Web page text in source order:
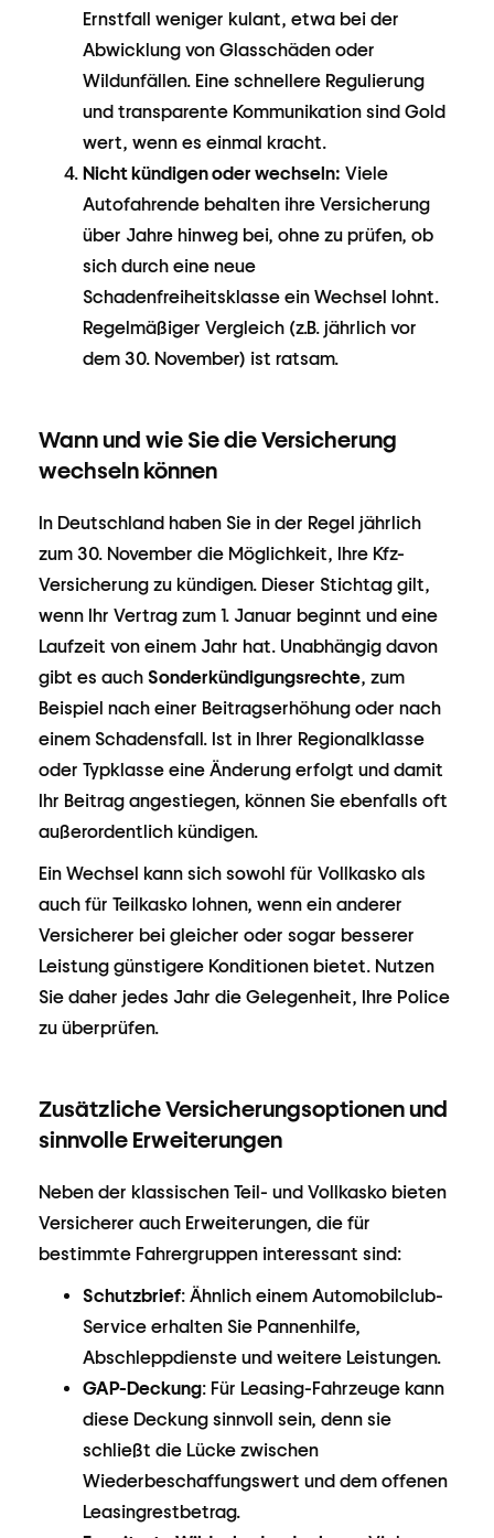
Ernstfall weniger kulant, etwa bei der
Abwicklung von Glasschäden oder
Wildunfällen. Eine schnellere Regulierung
und transparente Kommunikation sind Gold
wert, wenn es einmal kracht.
Nicht kündigen oder wechseln: Viele
Autofahrende behalten ihre Versicherung
über Jahre hinweg bei, ohne zu prüfen, ob
sich durch eine neue
Schadenfreiheitsklasse ein Wechsel lohnt.
Regelmäßiger Vergleich (z.B. jährlich vor
dem 30. November) ist ratsam.
Wann und wie Sie die Versicherung
wechseln können
In Deutschland haben Sie in der Regel jährlich
zum 30. November die Möglichkeit, Ihre Kfz-
Versicherung zu kündigen. Dieser Stichtag gilt,
wenn Ihr Vertrag zum 1. Januar beginnt und eine
Laufzeit von einem Jahr hat. Unabhängig davon
gibt es auch Sonderkündigungsrechte, zum
Beispiel nach einer Beitragserhöhung oder nach
einem Schadensfall. Ist in Ihrer Regionalklasse
oder Typklasse eine Änderung erfolgt und damit
Ihr Beitrag angestiegen, können Sie ebenfalls oft
außerordentlich kündigen.
Ein Wechsel kann sich sowohl für Vollkasko als
auch für Teilkasko lohnen, wenn ein anderer
Versicherer bei gleicher oder sogar besserer
Leistung günstigere Konditionen bietet. Nutzen
Sie daher jedes Jahr die Gelegenheit, Ihre Police
zu überprüfen.
Zusätzliche Versicherungsoptionen und
sinnvolle Erweiterungen
Neben der klassischen Teil- und Vollkasko bieten
Versicherer auch Erweiterungen, die für
bestimmte Fahrergruppen interessant sind:
Schutzbrief: Ähnlich einem Automobilclub-
Service erhalten Sie Pannenhilfe,
Abschleppdienste und weitere Leistungen.
GAP-Deckung: Für Leasing-Fahrzeuge kann
diese Deckung sinnvoll sein, denn sie
schließt die Lücke zwischen
Wiederbeschaffungswert und dem offenen
Leasingrestbetrag.